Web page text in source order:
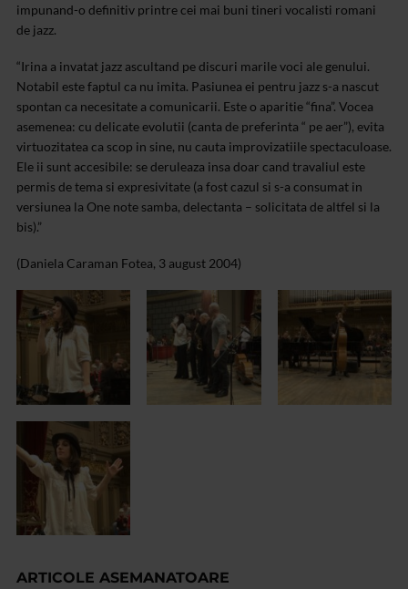
impunand-o definitiv printre cei mai buni tineri vocalisti romani
de jazz.
“Irina a invatat jazz ascultand pe discuri marile voci ale genului.
Notabil este faptul ca nu imita. Pasiunea ei pentru jazz s-a nascut
spontan ca necesitate a comunicarii. Este o aparitie “fina”. Vocea
asemenea: cu delicate evolutii (canta de preferinta “ pe aer”), evita
virtuozitatea ca scop in sine, nu cauta improvizatiile spectaculoase.
Ele ii sunt accesibile: se deruleaza insa doar cand travaliul este
permis de tema si expresivitate (a fost cazul si s-a consumat in
versiunea la One note samba, delectanta – solicitata de altfel si la
bis).”
(Daniela Caraman Fotea, 3 august 2004)
ARTICOLE ASEMANATOARE